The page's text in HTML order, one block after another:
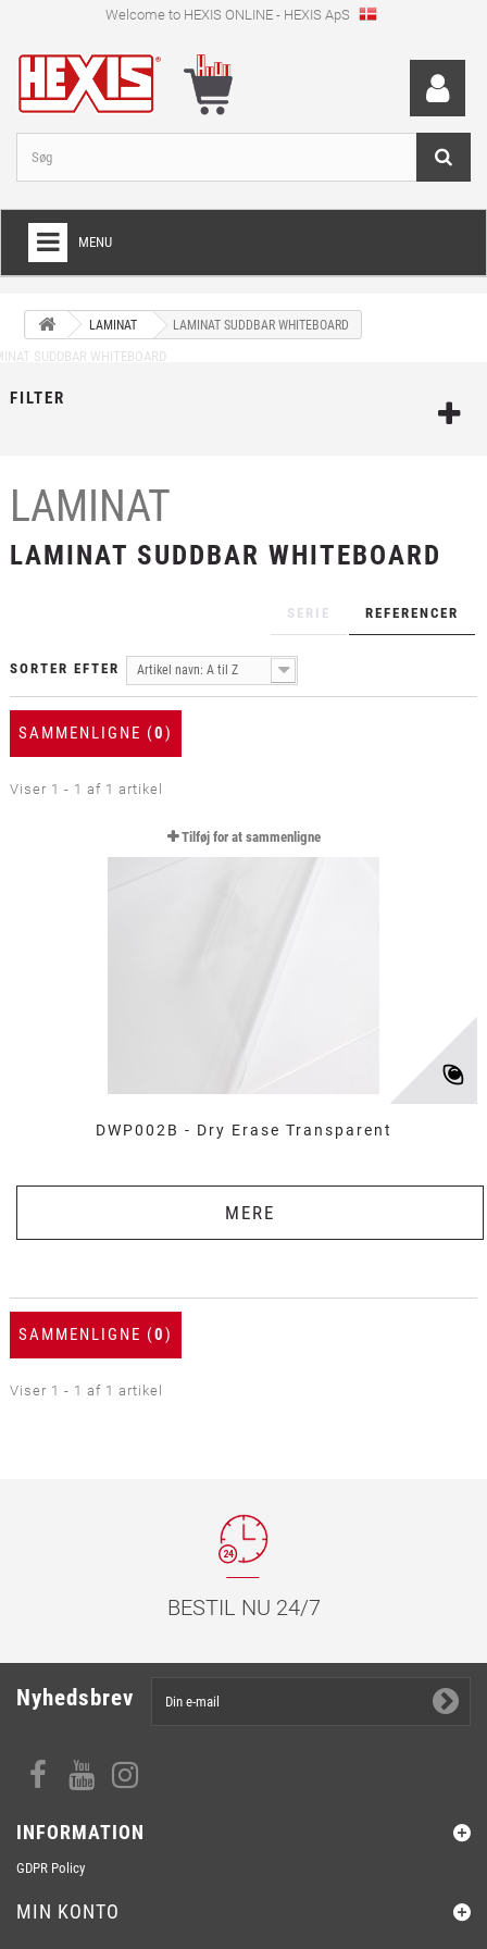
Welcome to HEXIS ONLINE - HEXIS ApS
MENU
WRAPPINGFOLIE
+
LAMINAT
TEKSTIL
+
LAMINAT LAMINAT SUDDBAR WHITEBOARD
FILTER
LAMINAT
LAMINAT SUDDBAR WHITEBOARD
REFERENCER
SERIE
SORTER EFTER Artikel navn: A til Z
SAMMENLIGNE (0)
Viser 1 - 1 af 1 artikel
DWP002B - Dry Erase Transparent
MERE
Tilføj for at sammenligne
SAMMENLIGNE (0)
Viser 1 - 1 af 1 artikel
BESTIL NU 24/7
Nyhedsbrev
INFORMATION
GDPR Policy
MIN KONTO